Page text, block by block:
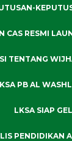
CAS RESMI
TENTANG
PB AL
LKSA SIAP
PENDIDIKAN